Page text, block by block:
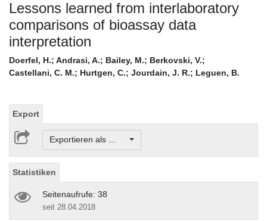
Lessons learned from interlaboratory
comparisons of bioassay data
interpretation
Doerfel, H.; Andrasi, A.; Bailey, M.; Berkovski, V.;
Castellani, C. M.; Hurtgen, C.; Jourdain, J. R.; Leguen, B.
Export
Exportieren als ...
Statistiken
Seitenaufrufe: 38
seit 28.04.2018